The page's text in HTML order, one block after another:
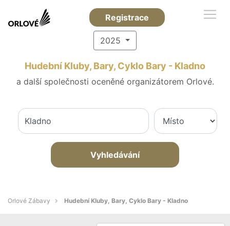
Registrace
2025
Hudební Kluby, Bary, Cyklo Bary - Kladno
a další společnosti oceněné organizátorem Orlové.
Vyhledávání
Orlové Zábavy Hudební Kluby, Bary, Cyklo Bary - Kladno